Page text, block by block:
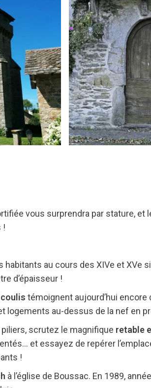
vous surprendra par stature, et
!
au cours des XIVe et XVe
d’épaisseur !
témoignent aujourd’hui encore
logements au-dessus de la nef en
scrutez le magnifique retable
et essayez de repérer
!
à l’église de Boussac. En 1989,